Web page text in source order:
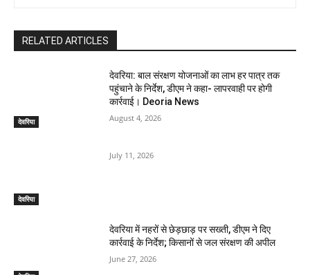
RELATED ARTICLES
देवरिया
देवरिया: बाल संरक्षण योजनाओं का लाभ हर पात्र तक
पहुंचाने के निर्देश, डीएम ने कहा- लापरवाही पर होगी
कार्रवाई। Deoria News
August 4, 2026
देवरिया
July 11, 2026
देवरिया में नहरों से छेड़छाड़ पर सख्ती, डीएम ने दिए
कार्रवाई के निर्देश; किसानों से जल संरक्षण की अपील
June 27, 2026